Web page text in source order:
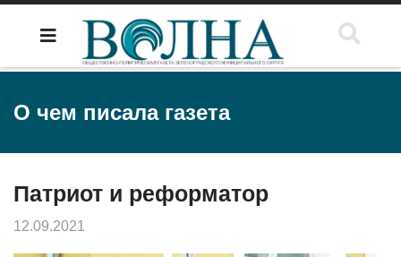
О чем писала газета
Патриот и реформатор
12.09.2021